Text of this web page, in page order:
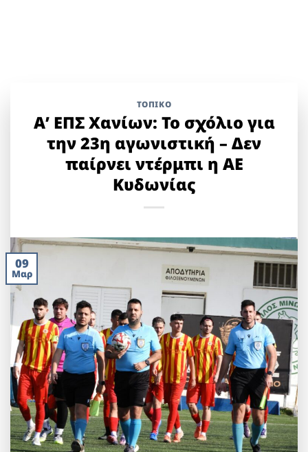
ΤΟΠΙΚΌ
Α’ ΕΠΣ Χανίων: Το σχόλιο για
την 23η αγωνιστική – Δεν
παίρνει ντέρμπι η ΑΕ
Κυδωνίας
09
Μαρ